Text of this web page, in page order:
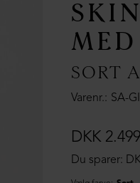
SORT
Varenr. SA-
Du sparer:
DKK